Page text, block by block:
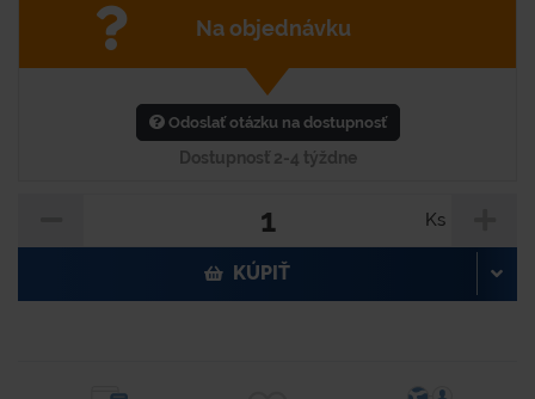
Na objednávku
Odoslať otázku na dostupnosť
Dostupnosť 2-4 týždne
Ks
KÚPIŤ